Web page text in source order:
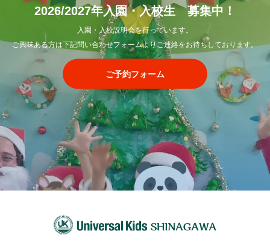
2026/2027年入園・入校生 募集中！
入園・入校説明会を行っています。
ご興味ある方は下記問い合わせフォームよりご連絡をお待ちしております。
ご予約フォーム